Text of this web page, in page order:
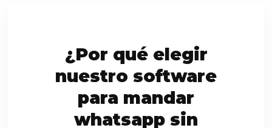
¿Por qué elegir
nuestro software
para mandar
whatsapp sin